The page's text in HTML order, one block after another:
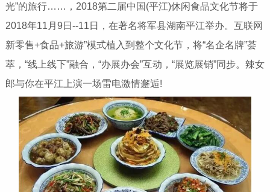
光”的旅行……，2018第二届中国(平江)休闲食品文化节将于
2018年11月9日--11日，在著名将军县湖南平江举办。互联网
新零售+食品+旅游”模式植入到整个文化节，将“名企名牌”荟
萃，“线上线下”融合，“办展办会”互动，“展览展销”同步。辣女
郎与你在平江上演一场雷电激情邂逅!